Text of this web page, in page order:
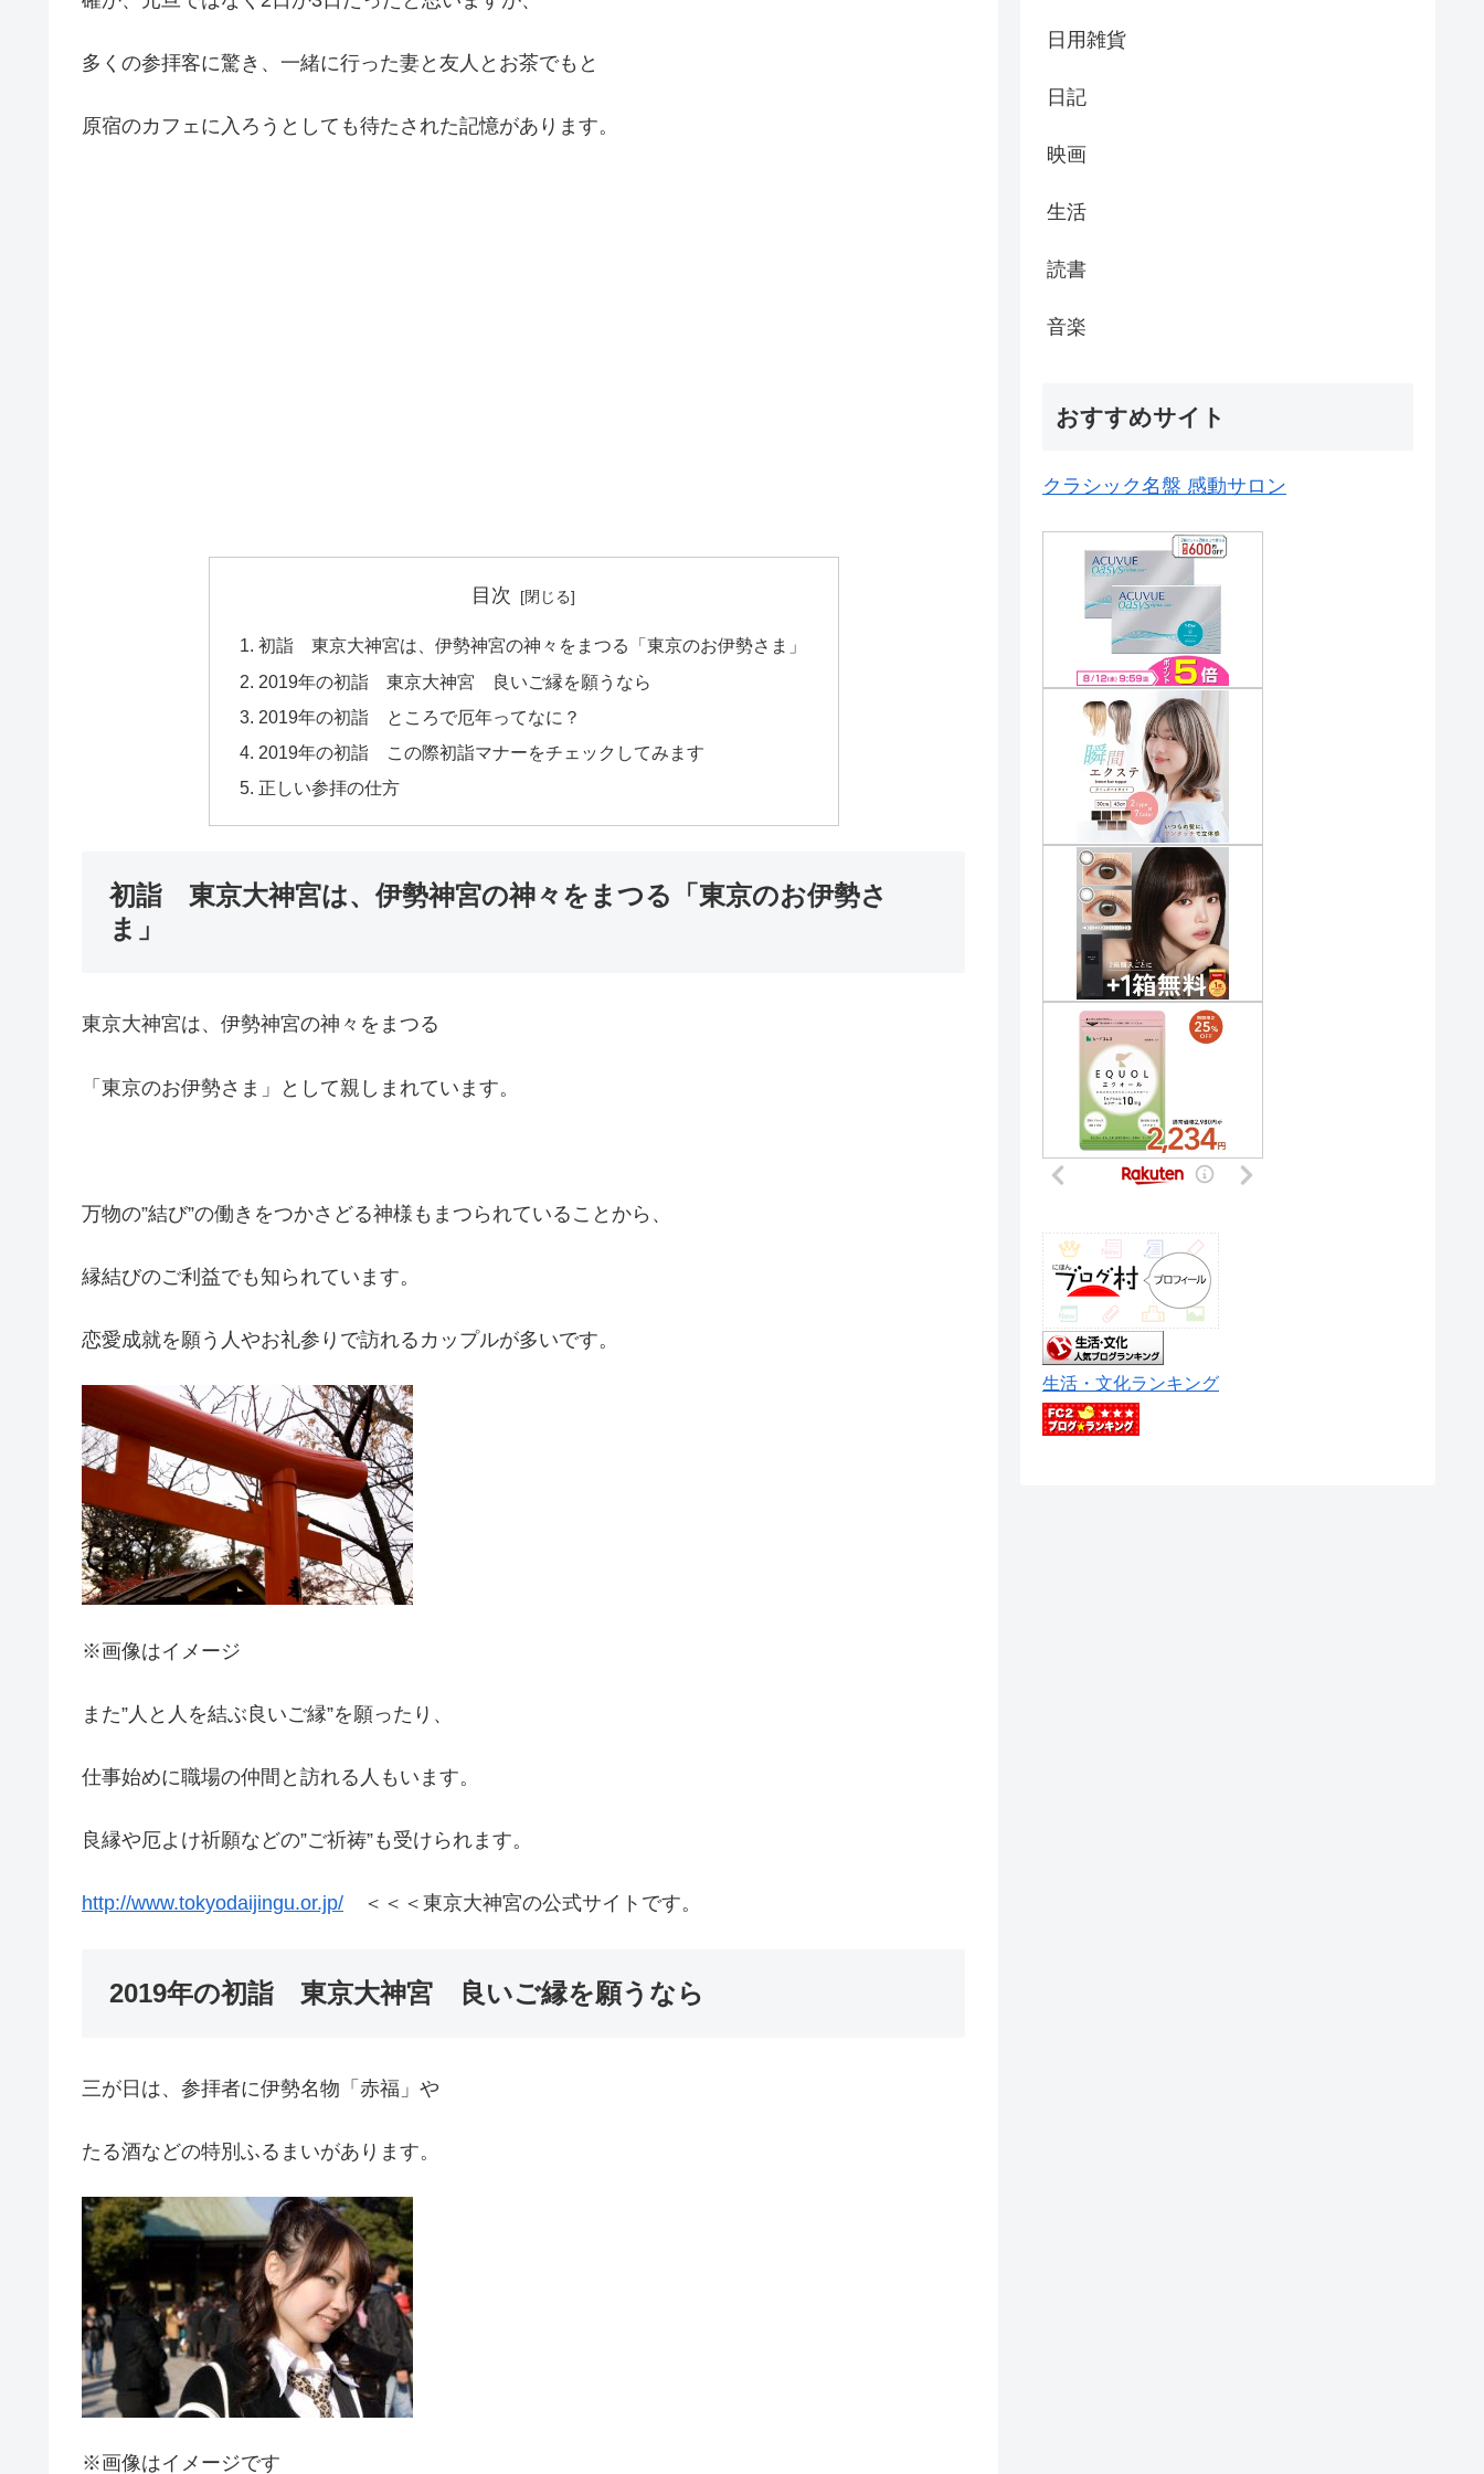
多くの参拝客に驚き、一緒に行った妻と友人とお茶でもと
原宿のカフェに入ろうとしても待たされた記憶があります。
目次
初詣 東京大神宮は、伊勢神宮の神々をまつる「東京のお伊勢さま」
2019年の初詣 東京大神宮 良いご縁を願うなら
2019年の初詣 ところで厄年ってなに？
2019年の初詣 この際初詣マナーをチェックしてみます
正しい参拝の仕方
初詣 東京大神宮は、伊勢神宮の神々をまつる「東京のお伊勢さ
ま」
東京大神宮は、伊勢神宮の神々をまつる
「東京のお伊勢さま」として親しまれています。
万物の”結び”の働きをつかさどる神様もまつられていることから、
縁結びのご利益でも知られています。
恋愛成就を願う人やお礼参りで訪れるカップルが多いです。
※画像はイメージ
また”人と人を結ぶ良いご縁”を願ったり、
仕事始めに職場の仲間と訪れる人もいます。
良縁や厄よけ祈願などの”ご祈祷”も受けられます。
http://www.tokyodaijingu.or.jp/ ＜＜＜東京大神宮の公式サイトです。
2019年の初詣 東京大神宮 良いご縁を願うなら
三が日は、参拝者に伊勢名物「赤福」や
たる酒などの特別ふるまいがあります。
※画像はイメージです
日用雑貨
日記
映画
生活
読書
音楽
おすすめサイト
クラシック名盤 感動サロン
生活・文化ランキング